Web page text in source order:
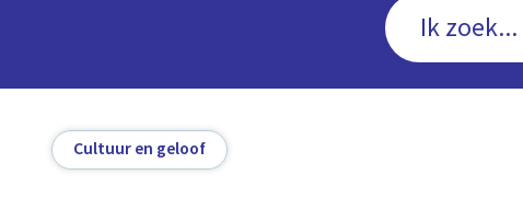
Cultuur en geloof